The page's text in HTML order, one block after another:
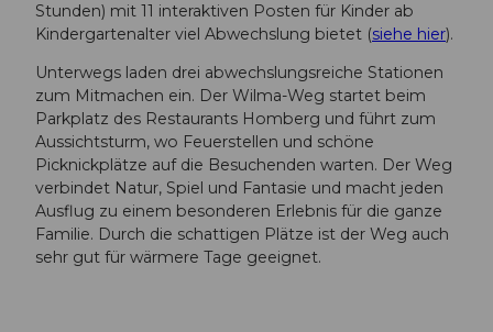
Stunden) mit 11 interaktiven Posten für Kinder ab
Kindergartenalter viel Abwechslung bietet (siehe hier).
Unterwegs laden drei abwechslungsreiche Stationen
zum Mitmachen ein. Der Wilma-Weg startet beim
Parkplatz des Restaurants Homberg und führt zum
Aussichtsturm, wo Feuerstellen und schöne
Picknickplätze auf die Besuchenden warten. Der Weg
verbindet Natur, Spiel und Fantasie und macht jeden
Ausflug zu einem besonderen Erlebnis für die ganze
Familie. Durch die schattigen Plätze ist der Weg auch
sehr gut für wärmere Tage geeignet.